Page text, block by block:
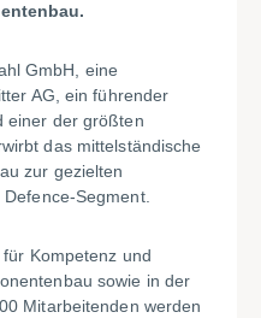
GmbH, eine
AG, ein führender
einer der größten
das mittelständische
zur gezielten
Segment.
Kompetenz und
sowie in der
Mitarbeitenden werden